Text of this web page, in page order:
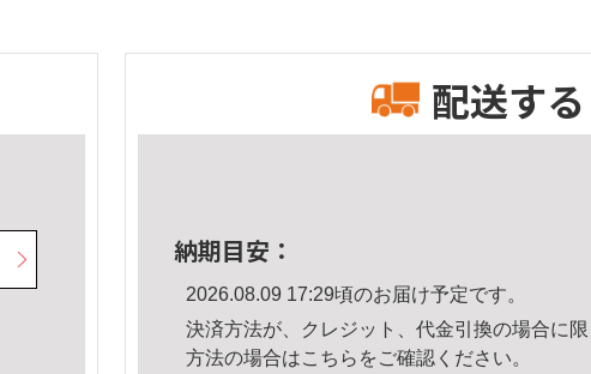
配送する
納期目安：
2026.08.09 17:29頃のお届け予定です。
決済方法が、クレジット、代金引換の場合に
方法の場合はこちら をご確認ください。